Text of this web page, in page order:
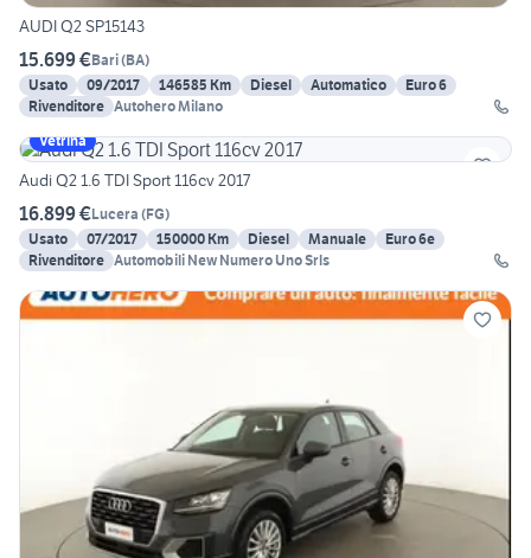
AUDI Q2 SP15143
15.699 €Bari(BA)
Usato
09/2017 146585 Km Diesel Automatico
Euro 6
Rivenditore Autohero Milano
Vetrina
Audi Q2 1.6 TDI Sport 116cv 2017
16.899 €Lucera (FG)
Usato
07/2017 150000 Km Diesel Manuale
Euro 6e
Rivenditore Automobili New Numero Uno Srls